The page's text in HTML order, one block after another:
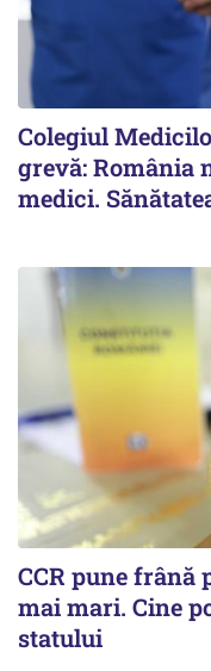
Colegiul
grevă: România
medici.
CCR pune frână
mai mari. Cine
statului